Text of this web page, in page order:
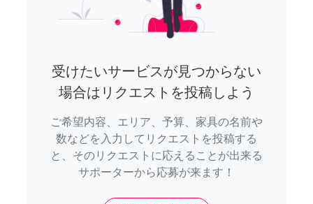
受けたいサービスが見つからない
場合はリクエストを投稿しよう
ご希望内容、エリア、予算、家具の名前や
数などを入力してリクエストを投稿する
と、そのリクエストに応えることが出来る
サポーターから応募が来ます！